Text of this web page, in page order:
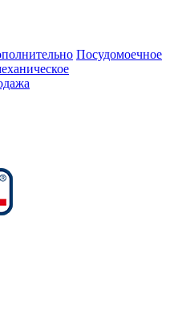
Посудомоечное